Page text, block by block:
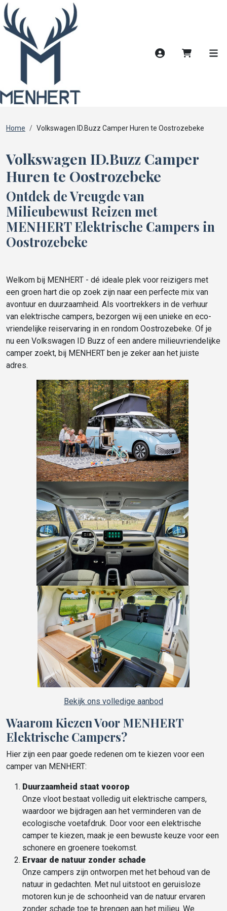
Account
Home Volkswagen ID.Buzz Camper Huren te Oostrozebeke
Volkswagen ID.Buzz Camper
Huren te Oostrozebeke
Ontdek de Vreugde van
Milieubewust Reizen met
MENHERT Elektrische Campers in
Oostrozebeke
Welkom bij MENHERT - dé ideale plek voor reizigers met
een groen hart die op zoek zijn naar een perfecte mix van
avontuur en duurzaamheid. Als voortrekkers in de verhuur
van elektrische campers, bezorgen wij een unieke en eco-
vriendelijke reiservaring in en rondom Oostrozebeke. Of je
nu een Volkswagen ID Buzz of een andere milieuvriendelijke
camper zoekt, bij MENHERT ben je zeker aan het juiste
adres.
Bekijk ons volledige aanbod
Waarom Kiezen Voor MENHERT
Elektrische Campers?
Hier zijn een paar goede redenen om te kiezen voor een
camper van MENHERT:
Duurzaamheid staat voorop
Onze vloot bestaat volledig uit elektrische campers,
waardoor we bijdragen aan het verminderen van de
ecologische voetafdruk. Door voor een elektrische
camper te kiezen, maak je een bewuste keuze voor een
schonere en groenere toekomst.
Ervaar de natuur zonder schade
Onze campers zijn ontworpen met het behoud van de
natuur in gedachten. Met nul uitstoot en geruisloze
motoren kun je de schoonheid van de natuur ervaren
zonder schade toe te brengen aan het milieu. We